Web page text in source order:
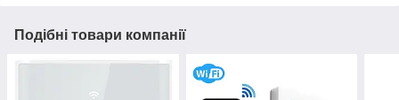
Подібні товари компанії